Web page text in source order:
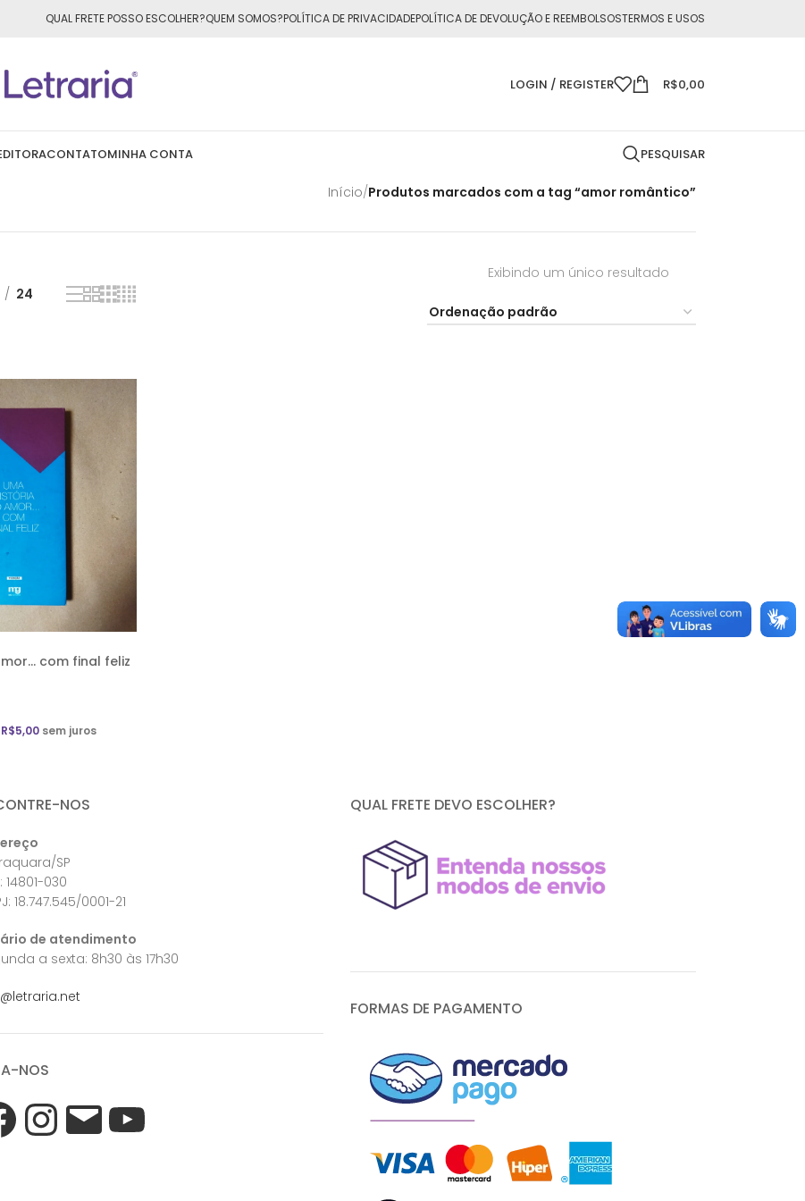
para todo o Brasil nas compras acima de R$50,00
QUAL FRETE POSSO ESCOLHER?QUEM SOMOS?POLÍTICA DE PRIVACIDADEPOLÍTICA DE DEVOLUÇÃO E REEMBOLSOSTERMOS E USOS
LOGIN / REGISTER R$0,00
CONTATOMINHA CONTA PESQUISAR
Início/Produtos marcados com a tag “amor romântico”
24
Exibindo um único resultado
com final feliz
R$5,00 sem juros
NOS
SP
14801-030
18.747.545/0001-21
de atendimento
a sexta: 8h30 às 17h30
NOS
QUAL FRETE DEVO ESCOLHER?
FORMAS DE PAGAMENTO